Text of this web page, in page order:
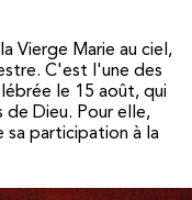
Vierge Marie au ciel,
C'est l'une des
le 15 août, qui
de Dieu. Pour elle,
participation à la